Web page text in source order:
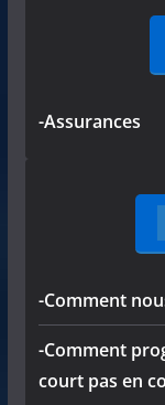
-Assurances
-Comment
-Comment
court pas en